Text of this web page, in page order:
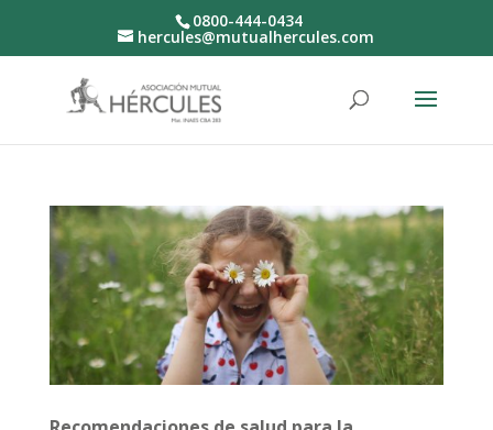
0800-444-0434
hercules@mutualhercules.com